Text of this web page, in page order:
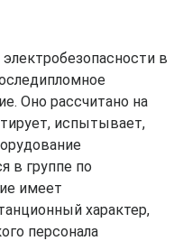
в
Оно рассчитано на
испытывает,
в группе по
имеет
характер,
персонала